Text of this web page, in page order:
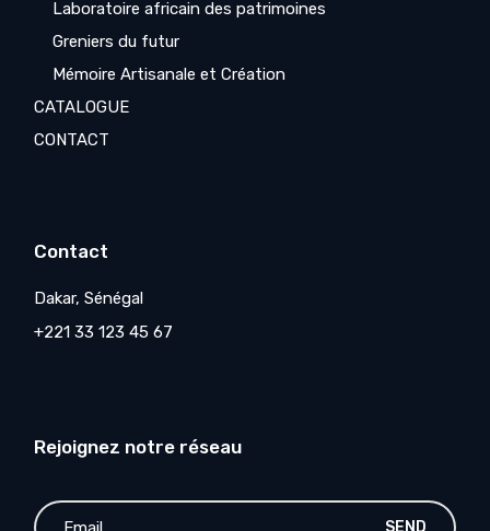
Laboratoire africain des patrimoines
Greniers du futur
Mémoire Artisanale et Création
CATALOGUE
CONTACT
Contact
Dakar, Sénégal
+221 33 123 45 67
Rejoignez notre réseau
SEND